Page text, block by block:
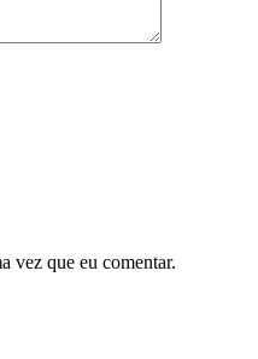
vez que eu comentar.